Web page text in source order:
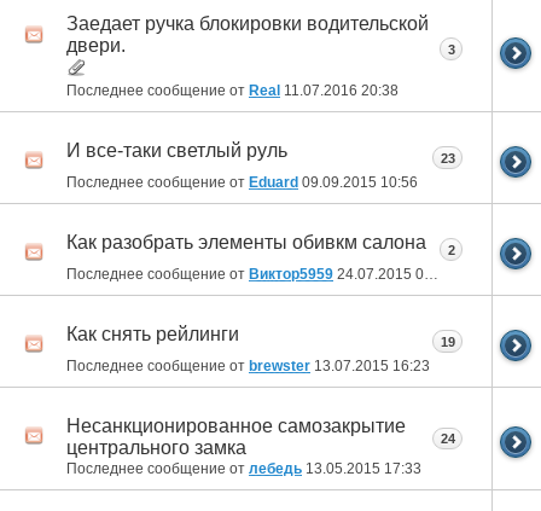
Заедает ручка блокировки водительской
двери.
Последнее сообщение от Real 11.07.2016 20:38
3
И все-таки светлый руль
Последнее сообщение от Eduard 09.09.2015 10:56
23
Как разобрать элементы обивкм салона
Последнее сообщение от Виктор5959 24.07.2015 05:16
2
Как снять рейлинги
Последнее сообщение от brewster 13.07.2015 16:23
19
Несанкционированное самозакрытие
центрального замка
Последнее сообщение от лебедь 13.05.2015 17:33
24